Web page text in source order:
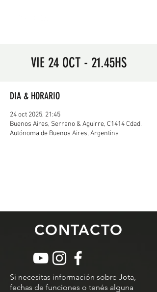
VIE 24 OCT - 21.45HS
DIA & HORARIO
24 oct 2025, 21:45
Buenos Aires, Serrano & Aguirre, C1414 Cdad.
Autónoma de Buenos Aires, Argentina
CONTACTO
Si necesitas información sobre Jota,
fechas de funciones o tenés alguna